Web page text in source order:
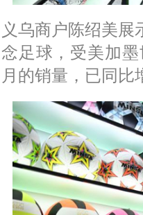
义乌商户陈绍美
念足球，受美加
月的销量，已同比